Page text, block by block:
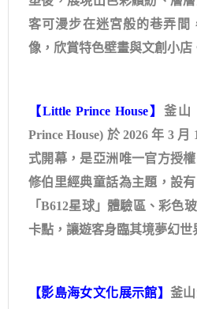
客可漫步在迷宮般的巷弄間
像，欣賞特色壁畫與文創小店
【Little Prince House】釜山
Prince House) 於 2026 年 3
式開幕，是亞洲唯一官方授
修伯里經典童話為主題，設
「B612星球」體驗區、彩色
卡點，讓遊客身臨其境夢幻世
【影島海女文化展示館】 釜